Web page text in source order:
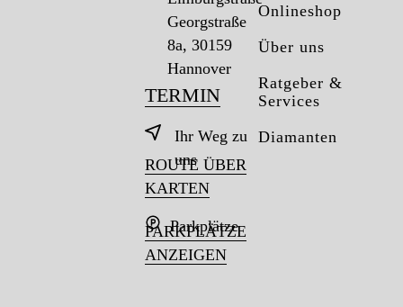
Onlineshop
Über uns
Ratgeber &
Services
Diamanten
Georgstraße
8a, 30159
Hannover
TERMIN
Ihr Weg zu
uns
ROUTE ÜBER
KARTEN
Parkplätze
PARKPLÄTZE
ANZEIGEN